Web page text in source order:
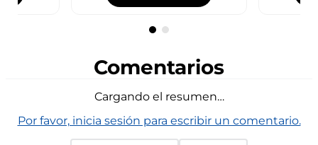
Comentarios
Cargando el resumen…
Por favor, inicia sesión para escribir un comentario.